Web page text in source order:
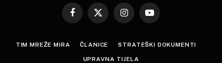
Facebook
X
InstagramYouTube
TIM MREŽE MIRA ČLANICE STRATEŠKI DOKUMENTI
UPRAVNA TIJELA